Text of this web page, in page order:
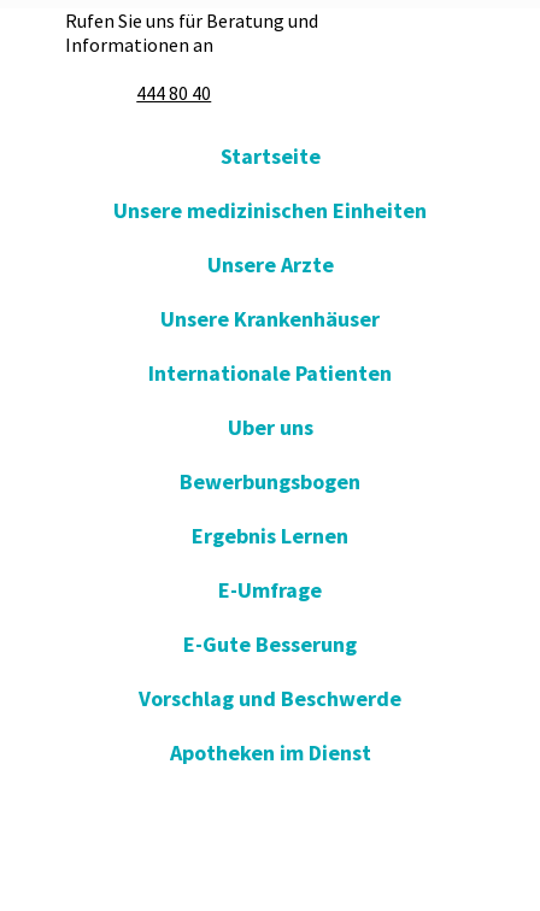
Rufen Sie uns für Beratung und
Informationen an
444 80 40
Startseite
Unsere medizinischen Einheiten
Unsere Arzte
Unsere Krankenhäuser
Internationale Patienten
Uber uns
Bewerbungsbogen
Ergebnis Lernen
E-Umfrage
E-Gute Besserung
Vorschlag und Beschwerde
Apotheken im Dienst